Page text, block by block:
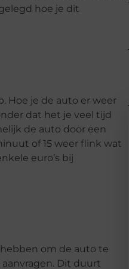
hoe je dit
Hoe je de auto er weer
dat het je veel tijd
de auto door een
of 15 weer flink wat
euro’s bij
om de auto te
Dit duurt